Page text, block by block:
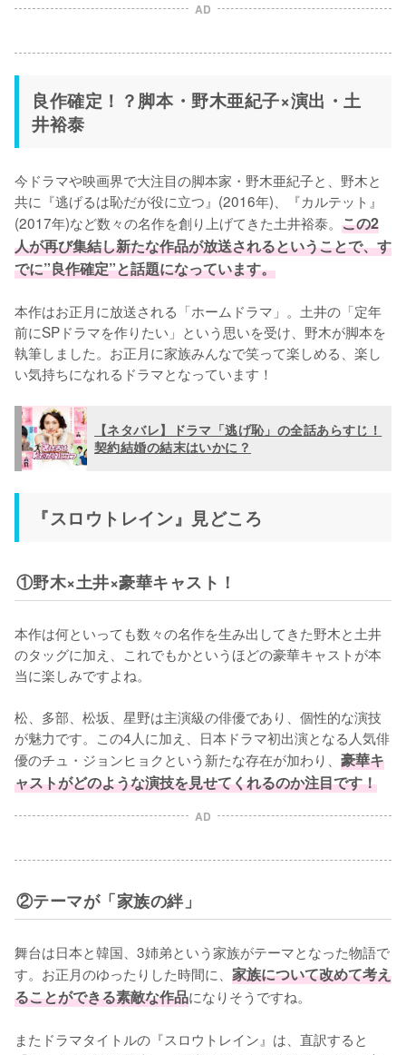
AD
良作確定！？脚本・野木亜紀子×演出・土
井裕泰
今ドラマや映画界で大注目の脚本家・野木亜紀子と、野木と
共に『逃げるは恥だが役に立つ』(2016年)、『カルテット』
(2017年)など数々の名作を創り上げてきた土井裕泰。 この2
人が再び集結し新たな作品が放送されるということで、す
でに”良作確定”と話題になっています。
本作はお正月に放送される「ホームドラマ」。土井の「定年
前にSPドラマを作りたい」という思いを受け、野木が脚本を
執筆しました。お正月に家族みんなで笑って楽しめる、楽し
い気持ちになれるドラマとなっています！
【ネタバレ】ドラマ「逃げ恥」の全話あらすじ！
契約結婚の結末はいかに？
『スロウトレイン』見どころ
①野木×土井×豪華キャスト！
本作は何といっても数々の名作を生み出してきた野木と土井
のタッグに加え、これでもかというほどの豪華キャストが本
当に楽しみですよね。
松、多部、松坂、星野は主演級の俳優であり、個性的な演技
が魅力です。この4人に加え、日本ドラマ初出演となる人気俳
優のチュ・ジョンヒョクという新たな存在が加わり、 豪華キ
ャストがどのような演技を見せてくれるのか注目です！
AD
②テーマが「家族の絆」
舞台は日本と韓国、3姉弟という家族がテーマとなった物語で
す。お正月のゆったりした時間に、 家族について改めて考え
ることができる素敵な作品になりそうですね。
またドラマタイトルの『スロウトレイン』は、直訳すると